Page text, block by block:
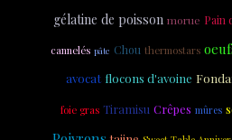
gélatine de poisson morue Pain
cannelés pâte Chou thermostars
avocat flocons d'avoine
foie gras Tiramisu Crêpes mûres